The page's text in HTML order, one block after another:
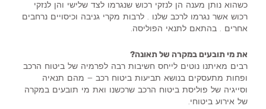
כשהוא נותן מענה הן לנזקי רכוש שנגרמו לצד שלישי והן לנזקי
רכוש אשר נגרמו לרכב שלנו . לרבות מקרי גניבה וכיסויים נרחבים
אחרים . בהתאם לתנאי הפוליסה.
את מי תובעים במקרה של תאונה?
רבים מאיתנו נוטים לייחס חשיבות רבה לפרמיה של ביטוח הרכב
ופחות מתעסקים בנושא תביעות ביטוח רכב – מהם תנאיה
וסייגיה של פוליסת ביטוח הרכב שרכשנו ואת מי תובעים במקרה
של אירוע ביטוחי.